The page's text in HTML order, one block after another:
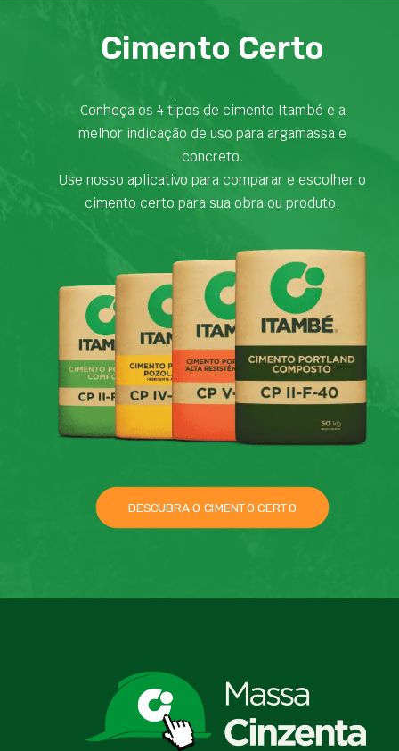
06/08/2026
STJ reforça entendimento
sobre responsabilidade por
vícios construtivos
construtivos voltou ao centro do debate jurídico após
o Superior Tribunal de Justiça (STJ) consolidar o
entendimento de que o prazo…
Cimento Certo
Conheça os 4 tipos de cimento Itambé e a
melhor indicação de uso para argamassa e
concreto.
Use nosso aplicativo para comparar e escolher o
cimento certo para sua obra ou produto.
DESCUBRA O CIMENTO CERTO